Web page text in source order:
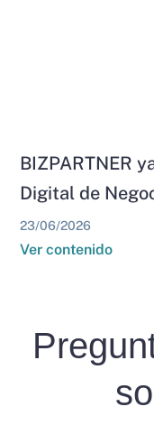
BIZPARTNER
Digital de
23/06/2026
Ver contenido